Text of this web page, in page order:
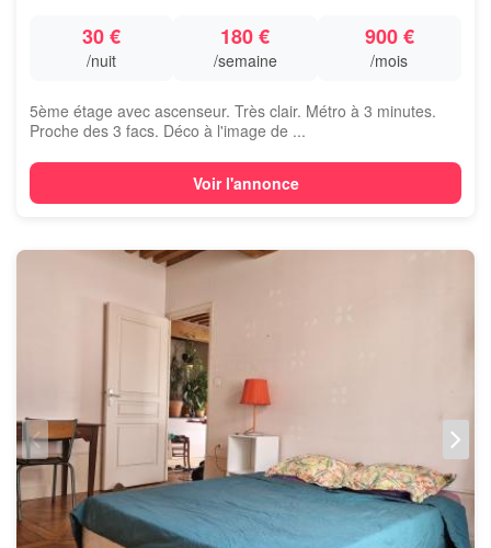
30 €
/nuit
180 €
/semaine
900 €
/mois
5ème étage avec ascenseur. Très clair. Métro à 3 minutes.
Proche des 3 facs. Déco à l'image de ...
Voir l'annonce